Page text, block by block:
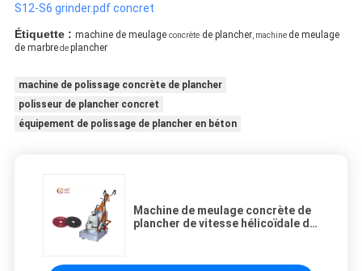
S12-S6 grinder.pdf concret
Étiquette : machine de meulage concrète de plancher, machine de meulage
de marbredeplancher
machine de polissage concrète de plancher
polisseur de plancher concret
équipement de polissage de plancher en béton
Machine de meulage concrète de
plancher de vitesse hélicoïdale de